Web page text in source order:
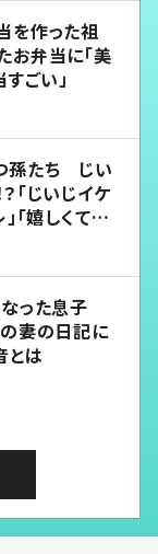
を作った祖
弁当に「美
ごい」
孫たち じい
「じいじイケ
「嬉しくて可
った息子
妻の日記に
とは